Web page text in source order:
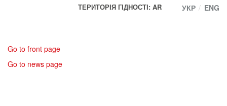
ТЕРИТОРІЯ ГІДНОСТІ: AR
УКР ENG
Go to front page
Go to news page